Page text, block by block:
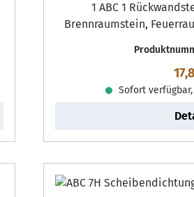
1 ABC 1 Rückwandstein rechts Eckdaten:
Brennraumstein,
Sofort